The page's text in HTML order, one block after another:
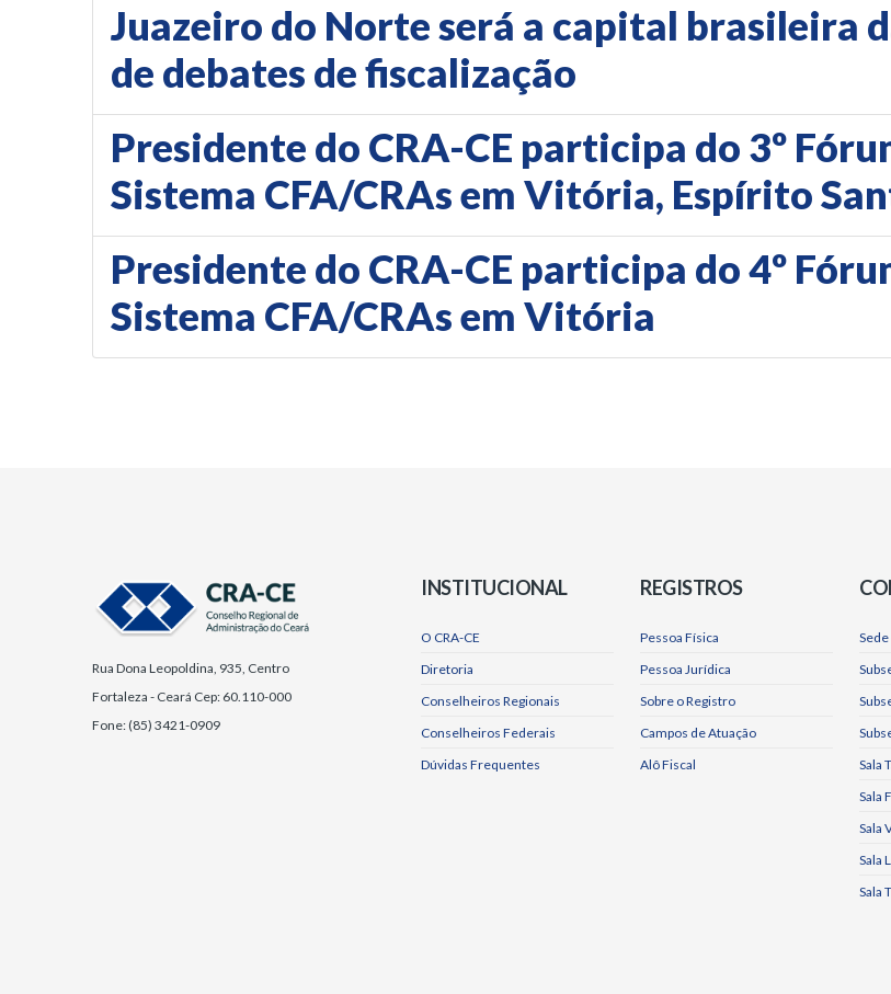
Juazeiro do Norte será a capital brasileira
de debates de fiscalização
Presidente do CRA-CE participa do 3º
Sistema CFA/CRAs em Vitória, Espírito
Presidente do CRA-CE participa do 4º
Sistema CFA/CRAs em Vitória
Rua Dona Leopoldina, 935, Centro
Fortaleza - Ceará Cep: 60.110-000
Fone: (85) 3421-0909
INSTITUCIONAL
O CRA-CE
Diretoria
Conselheiros Regionais
Conselheiros Federais
Dúvidas Frequentes
REGISTROS
Pessoa Física
Pessoa Jurídica
Sobre o Registro
Campos de Atuação
Alô Fiscal
Sede
Sala
Sala
Sala
Sala
Sala